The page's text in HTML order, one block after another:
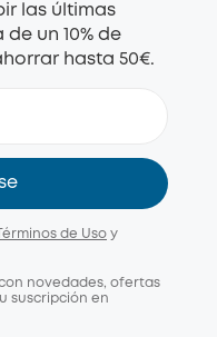
las últimas
un 10% de
hasta 50€.
Términos de Uso y
novedades, ofertas
suscripción en